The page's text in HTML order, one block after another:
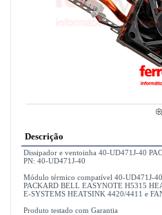
Descrição
Dissipador e ventoinha 40-UD471J-40
PN: 40-UD471J-40
Módulo térmico compatível 40-UD471J-
PACKARD BELL EASYNOTE H5315
E-SYSTEMS HEATSINK 4420/4411 e
Produto testado com Garantia